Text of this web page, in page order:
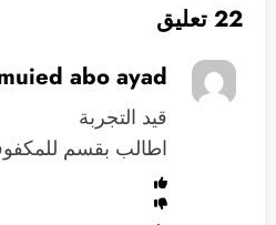
22 تعليق
abo ayad
قيد التجربة
اطالب بقسم